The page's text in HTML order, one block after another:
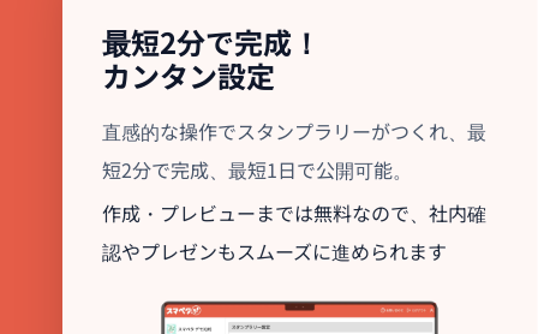
最短2分で完成！
カンタン設定
直感的な操作でスタンプラリーがつくれ、最
短2分で完成、最短1日で公開可能。
作成・プレビューまでは無料なので、社内確
認やプレゼンもスムーズに進められます